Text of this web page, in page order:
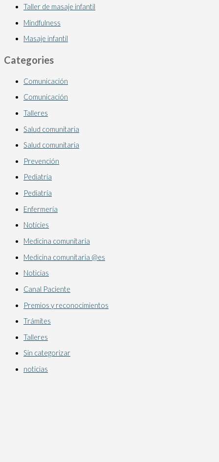
Taller de masaje infantil
Mindfulness
Masaje infantil
Categories
Comunicación
Comunicación
Talleres
Salud comunitaria
Salud comunitaria
Prevención
Pediatría
Pediatría
Enfermería
Notícies
Medicina comunitaria
Medicina comunitaria @es
Noticias
Canal Paciente
Premios y reconocimientos
Trámites
Talleres
Sin categorizar
noticias